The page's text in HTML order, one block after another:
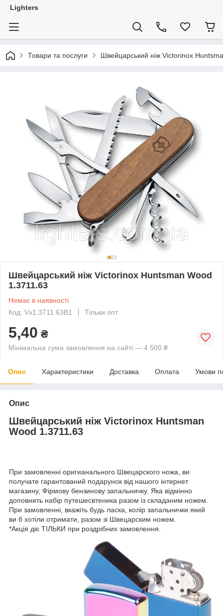
Lighters
Товари та послуги Швейцарський ніж Victorinox
Швейцарський ніж Victorinox Huntsman Wood
1.3711.63
Немає в наявності
Код: Vx1.3711.63B1
Тільки опт
5,40 ₴
Мінімальна сума замовлення на сайті — 4 500 ₴
Опис Характеристики Доставка Оплата Умови
Опис
Швейцарський ніж Victorinox Huntsman
Wood 1.3711.63
При замовленні оригианального Швецарского ножа, ви
получате гарантований подарунок від нашого інтернет
магазину, Фірмову бензинову запальничку. Яка відмінно
доповнить набір путешесвтеника разом із складаним ножем.
При замовленні, вкажіть будь ласка, колір запальнички який
ви б хотіли отримати, разом зі Швецарским ножем.
*Акція діє ТІЛЬКИ при роздрібних замовлення.